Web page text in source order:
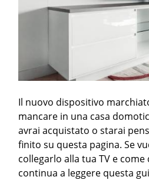
Il nuovo dispositivo
mancare in una casa
avrai acquistato o starai
finito su questa pagina. Se
collegarlo alla tua TV e
continua a leggere questa